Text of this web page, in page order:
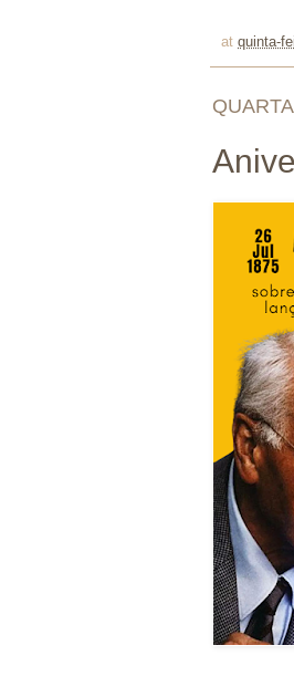
at quinta-